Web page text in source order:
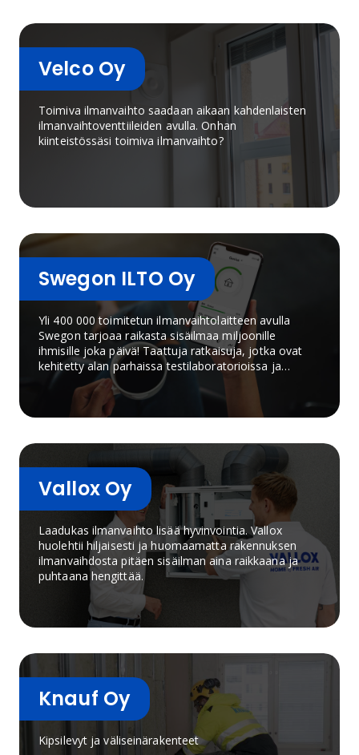
niiden sisäpuolelta ja pitää ne kuivina koko
rakennuksen käyttöiän ajan etävalvonnan avulla.
Velco Oy
Toimiva ilmanvaihto saadaan aikaan kahdenlaisten
ilmanvaihtoventtiileiden avulla. Onhan
kiinteistössäsi toimiva ilmanvaihto?
Swegon ILTO Oy
Yli 400 000 toimitetun ilmanvaihtolaitteen avulla
Swegon tarjoaa raikasta sisäilmaa miljoonille
ihmisille joka päivä! Taattuja ratkaisuja, jotka ovat
kehitetty alan parhaissa testilaboratorioissa ja
todistettu toimivaksi pohjoisen kylmissä
sääolosuhteissa
Vallox Oy
Laadukas ilmanvaihto lisää hyvinvointia. Vallox
huolehtii hiljaisesti ja huomaamatta rakennuksen
ilmanvaihdosta pitäen sisäilman aina raikkaana ja
puhtaana hengittää.
Knauf Oy
Kipsilevyt ja väliseinärakenteet